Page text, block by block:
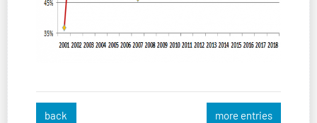
back more entries